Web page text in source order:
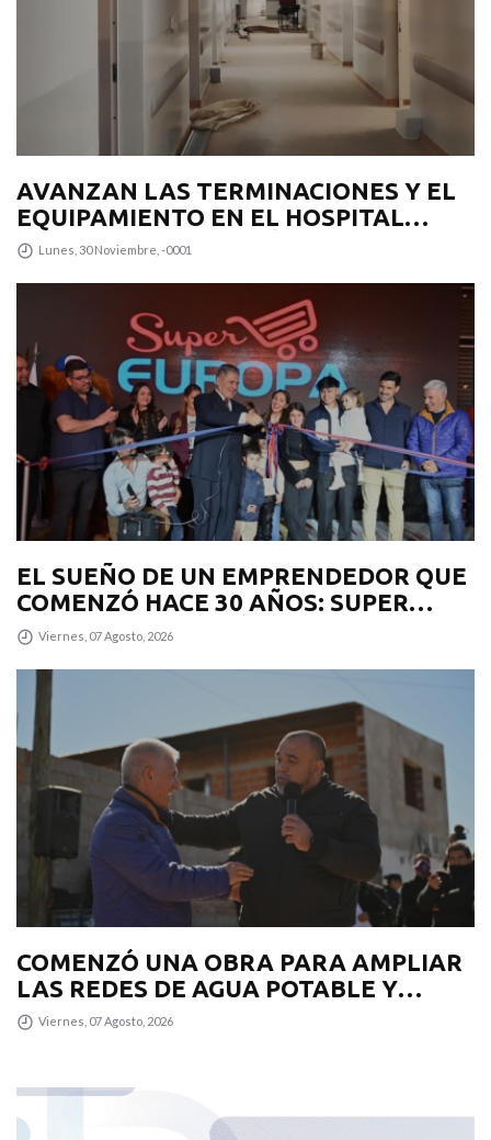
AVANZAN LAS TERMINACIONES Y EL
EQUIPAMIENTO EN EL HOSPITAL
‘JUAN DOMINGO PERÓN’
Lunes, 30 Noviembre, -0001
EL SUEÑO DE UN EMPRENDEDOR QUE
COMENZÓ HACE 30 AÑOS: SUPER
EUROPA INAUGURÓ SU CUARTA
Viernes, 07 Agosto, 2026
COMENZÓ UNA OBRA PARA AMPLIAR
LAS REDES DE AGUA POTABLE Y
CLOACAS EN VILLA MERCEDES
Viernes, 07 Agosto, 2026